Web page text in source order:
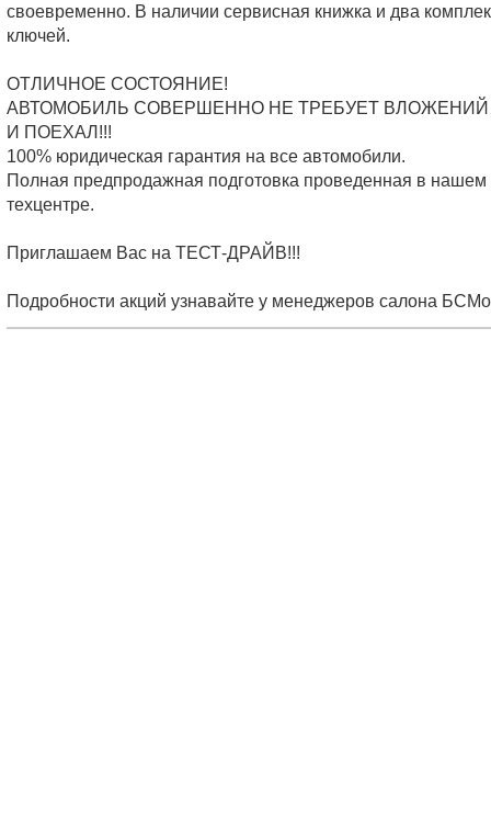
своевременно. В наличии сервисная книжка и два
ключей.
ОТЛИЧНОЕ СОСТОЯНИЕ!
АВТОМОБИЛЬ СОВЕРШЕННО НЕ ТРЕБУЕТ ВЛОЖЕНИЙ
И ПОЕХАЛ!!!
100% юридическая гарантия на все автомобили.
Полная предпродажная подготовка проведенная в нашем
техцентре.
Приглашаем Вас на ТЕСТ-ДРАЙВ!!!
Подробности акций узнавайте у менеджеров салона